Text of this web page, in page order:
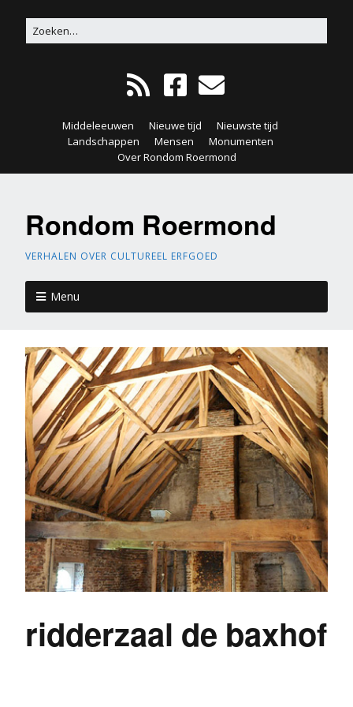
Middeleeuwen Nieuwe tijd
Nieuwste tijd
Landschappen
Mensen
Monumenten
Over Rondom Roermond
Rondom Roermond
VERHALEN OVER CULTUREEL ERFGOED
Menu
ridderzaal de baxhof